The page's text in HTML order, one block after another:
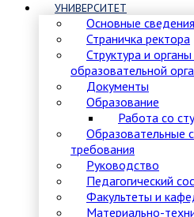
УНИВЕРСИТЕТ
Основные сведения
Страничка ректора
Структура и
образовательной
Документы
Образование
Работа со
Образовательные
требования
Руководство
Педагогический
Факультеты и
Материально-